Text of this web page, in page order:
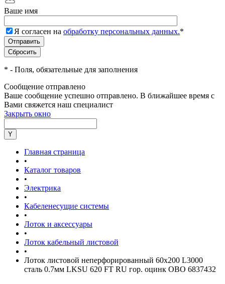
Ваше имя
Я согласен на обработку персональных данных.*
* - Поля, обязательные для заполнения
Сообщение отправлено
Ваше сообщение успешно отправлено. В ближайшее время с
Вами свяжется наш специалист
Закрыть окно
Главная страница
•
Каталог товаров
•
Электрика
•
Кабеленесущие системы
•
Лоток и аксессуары
•
Лоток кабельный листовой
•
Лоток листовой неперфорированный 60х200 L3000
сталь 0.7мм LKSU 620 FT RU гор. оцинк OBO 6837432